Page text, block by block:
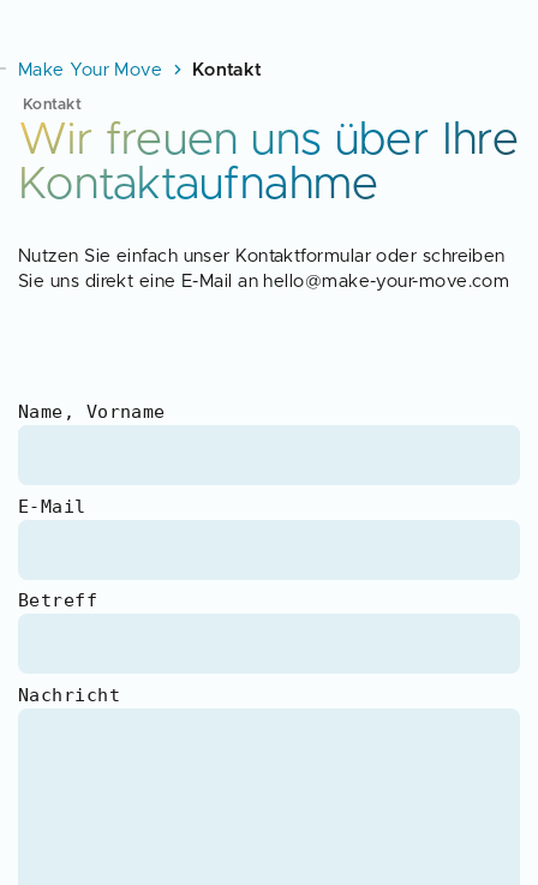
Make Your Move Kontakt
Wir freuen uns über Ihre
Kontaktaufnahme
Kontakt
Nutzen Sie einfach unser Kontaktformular oder schreiben
Sie uns direkt eine E-Mail an hello@make-your-move.com
Name, Vorname
E-Mail
Betreff
Nachricht